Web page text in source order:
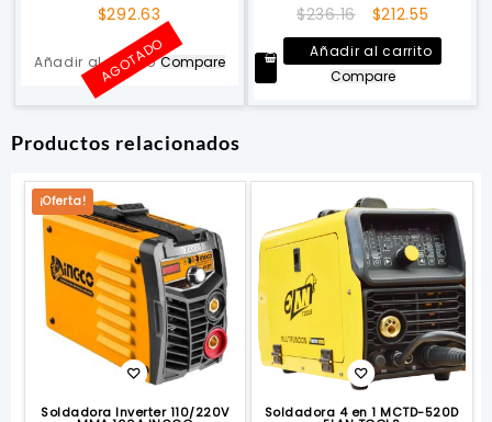
$292.63
Añadir al carrito
AGOTADOCompare
$236.16
El
precio
original
era:
$236.16.
$212.55
precio
actual
$212.55.
Añadir al carrito
Compare
Productos relacionados
¡Oferta!
Soldadora Inverter 110/220V Soldadora 4 en 1 MCTD-520D